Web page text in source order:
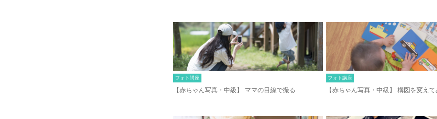
フォト講座
【赤ちゃん写真・中級】 ママの目線で撮る
フォト講座
【赤ちゃん写真・中級】 構図を変え